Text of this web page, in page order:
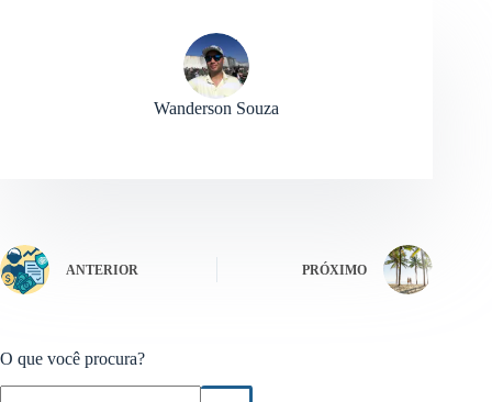
Wanderson Souza
ANTERIOR PRÓXIMO
O que você procura?